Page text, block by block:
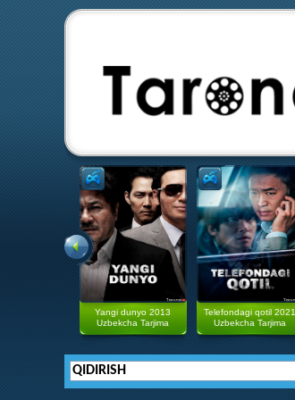
Yangi dunyo 2013
Uzbekcha Tarjima
Telefondagi qotil 2021
Uzbekcha Tarjima